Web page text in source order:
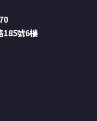
185號6樓